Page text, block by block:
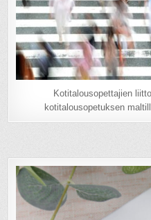
Kotitalousopettajien
kotitalousopetuksen